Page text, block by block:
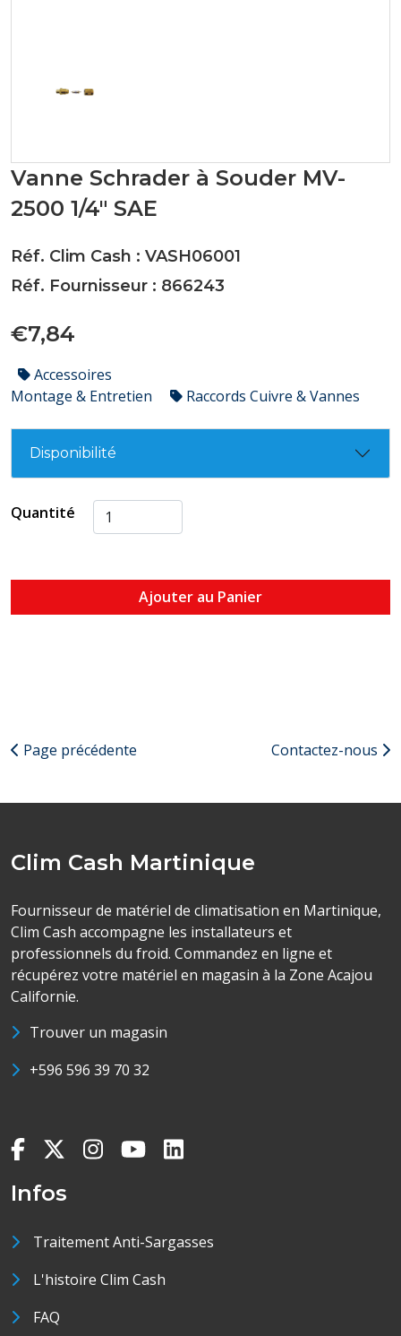
Vanne Schrader à Souder MV-
2500 1/4" SAE
Réf. Clim Cash : VASH06001
Réf. Fournisseur : 866243
€7,84
Accessoires
Montage & Entretien
Raccords Cuivre & Vannes
Disponibilité
Quantité
Ajouter au Panier
Page précédente Contactez-nous
Clim Cash Martinique
Fournisseur de matériel de climatisation en Martinique,
Clim Cash accompagne les installateurs et
professionnels du froid. Commandez en ligne et
récupérez votre matériel en magasin à la Zone Acajou
Californie.
Trouver un magasin
+596 596 39 70 32
Infos
Traitement Anti-Sargasses
L'histoire Clim Cash
FAQ